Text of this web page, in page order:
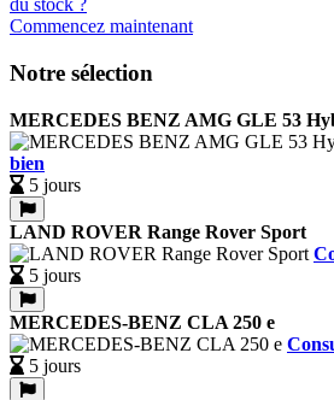
Commencez maintenant
Notre sélection
MERCEDES BENZ AMG GLE 53
bien
5 jours
LAND ROVER Range Rover Sport
5 jours
MERCEDES-BENZ CLA 250 e
5 jours